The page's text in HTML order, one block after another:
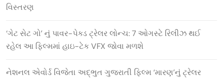
વિસ્તરણ
‘ગેટ સેટ ગો’ નું પાવર-પેક્ડ ટ્રેલર લોન્ચ: 7 ઓગસ્ટે રિલીઝ થઈ
રહેલ આ ફિલ્મમાં હાઇ-ટેક VFX જોવા મળશે
નેશનલ એવોર્ડ વિજેતા અદ્ભુત ગુજરાતી ફિલ્મ ‘મારણ’નું ટ્રેલર